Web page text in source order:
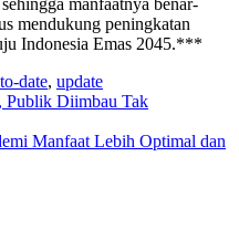
mendukung peningkatan
Indonesia Emas 2045.***
date, update
Publik Diimbau Tak
Manfaat Lebih Optimal dan